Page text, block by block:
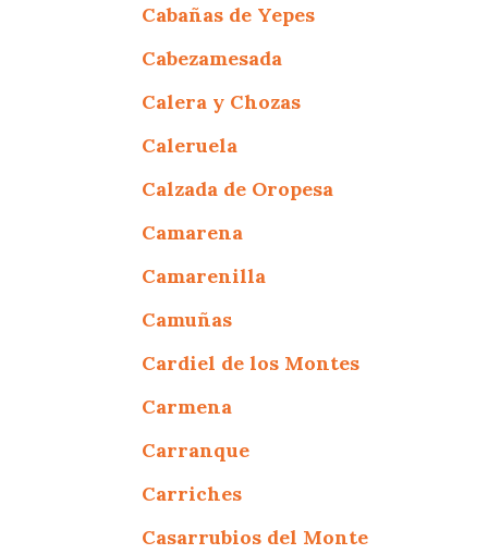
Cabañas de Yepes
Cabezamesada
Calera y Chozas
Caleruela
Calzada de Oropesa
Camarena
Camarenilla
Camuñas
Cardiel de los Montes
Carmena
Carranque
Carriches
Casarrubios del Monte